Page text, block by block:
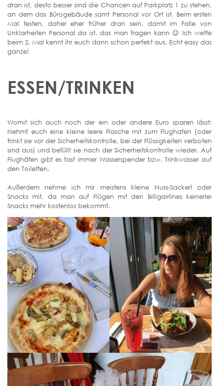
dran ist, desto besser sind die Chancen auf Parkplatz 1 zu stehen,
an dem das Bürogebäude samt Personal vor Ort ist. Beim ersten
Mal testen, daher eher früher dran sein, damit im Falle von
Unklarheiten Personal da ist, das man fragen kann 😉 Ich wette
beim 2. Mal kennt ihr euch dann schon perfekt aus. Echt easy das
ganze!
ESSEN/TRINKEN
Womit sich auch noch der ein oder andere Euro sparen lässt:
Nehmt euch eine kleine leere Flasche mit zum Flughafen (oder
trinkt sie vor der Sicherheitskontrolle, bei der Flüssigkeiten verboten
sind aus) und befüllt sie nach der Sicherheitskontrolle wieder. Auf
Flughäfen gibt es fast immer Wasserspender bzw. Trinkwasser auf
den Toiletten.
Außerdem nehme ich mir meistens kleine Nuss-Sackerl oder
Snacks mit, da man auf Flügen mit den Billigairlines keinerlei
Snacks mehr kostenlos bekommt.